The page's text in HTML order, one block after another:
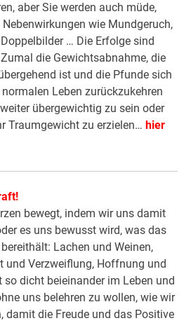
aber Sie werden auch müde,
wie Mundgeruch,
… Die Erfolge sind
die Gewichtsabnahme, die
ist und die Pfunde sich
Leben zurückzukehren
übergewichtig zu sein oder
Traumgewicht zu erzielen…hier
bewegt, indem wir uns damit
es uns bewusst wird, was das
Lachen und Weinen,
und Verzweiflung, Hoffnung und
dicht beieinander im Leben und
uns belehren zu wollen, wie wir
damit die Freude und das Positive